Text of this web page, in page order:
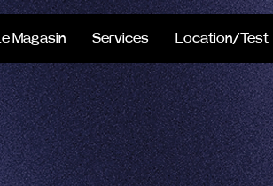
Le Magasin Services Location/Test